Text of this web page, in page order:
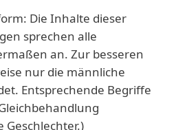
Die Inhalte dieser
sprechen alle
an. Zur besseren
nur die männliche
Entsprechende Begriffe
Geschlechter.)